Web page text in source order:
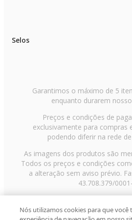
possam adquirir itens que foram
Selos
Garantimos o máximo de 5
enquanto durarem
Preços e condições de
exclusivamente para compras
podendo diferir na rede
As imagens dos produtos são
Todos os preços e condições
a alteração sem aviso prévio.
43.708.379/
Paulo/SP, CEP 02029-001,
Nós utilizamos cookies para que